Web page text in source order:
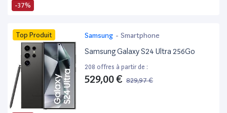
-37%
Top Produit Samsung - Smartphone
Samsung Galaxy S24 Ultra 256Go
208 offres à partir de :
529,00 € 829,97 €